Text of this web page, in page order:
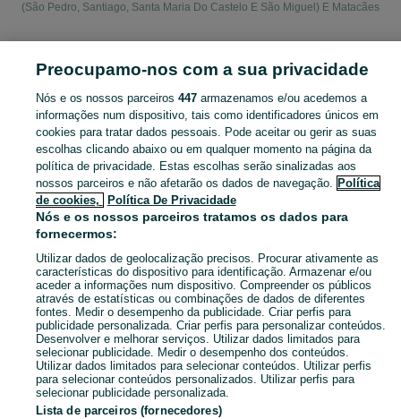
(São Pedro, Santiago, Santa Maria Do Castelo E São Miguel) E Matacães
CATEGORIA
Anúncios Classificados Telemóveis, Tablets e Acessórios Torres Vedras (São Pedro, Santiago, Santa Maria Do Castelo E São Miguel) E Matacães. Veja os anúncios ou publique o seu anúncio grátis no OLX Portugal. Mostrar
Mapa do site
Mapa das freguesias
Mapa de mini-sites
Pesquisas populares
Preocupamo-nos com a sua privacidade
Nós e os nossos parceiros 447armazenamos e/ou acedemos a
informações num dispositivo, tais como identificadores únicos em
cookies para tratar dados pessoais. Pode aceitar ou gerir as suas
escolhas clicando abaixo ou em qualquer momento na página da
política de privacidade. Estas escolhas serão sinalizadas aos
nossos parceiros e não afetarão os dados de navegação. Política
de cookies,
Política De Privacidade
Nós e os nossos parceiros tratamos os dados para
fornecermos:
Utilizar dados de geolocalização precisos. Procurar ativamente as
características do dispositivo para identificação. Armazenar e/ou
aceder a informações num dispositivo. Compreender os públicos
através de estatísticas ou combinações de dados de diferentes
fontes. Medir o desempenho da publicidade. Criar perfis para
publicidade personalizada. Criar perfis para personalizar conteúdos.
Desenvolver e melhorar serviços. Utilizar dados limitados para
selecionar publicidade. Medir o desempenho dos conteúdos.
Utilizar dados limitados para selecionar conteúdos. Utilizar perfis
para selecionar conteúdos personalizados. Utilizar perfis para
selecionar publicidade personalizada.
Lista de parceiros (fornecedores)